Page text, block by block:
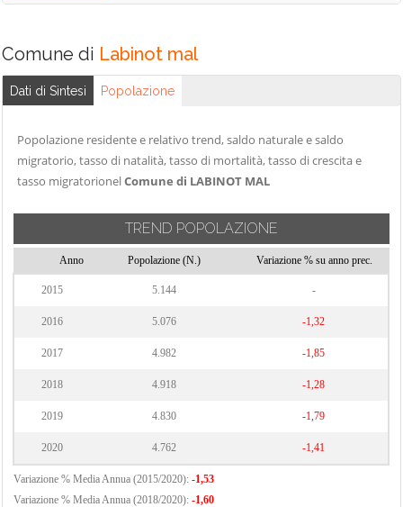
Comune di Labinot mal
Dati di Sintesi Popolazione
Popolazione residente e relativo trend, saldo naturale e saldo
migratorio, tasso di natalità, tasso di mortalità, tasso di crescita e
tasso migratorionelComune di LABINOT MAL
TREND POPOLAZIONE
Anno Popolazione (N.) Variazione % su anno prec.
2015 5.144 -
2016 5.076 -1,32
2017 4.982 -1,85
2018 4.918 -1,28
2019 4.830 -1,79
2020 4.762 -1,41
Variazione % Media Annua (2015/2020): -1,53
Variazione % Media Annua (2018/2020): -1,60